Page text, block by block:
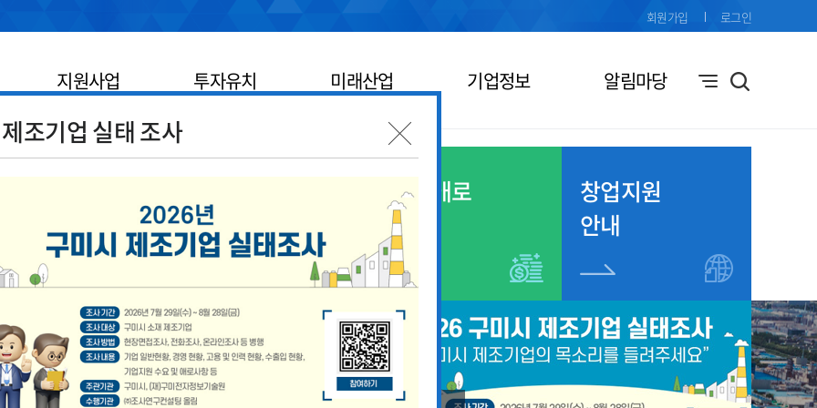
지원사업 투자유치 미래산업 기업정보 알림마당
회원가입 로그인
조기업 실태 조사
기업애로
접수
창업지원
안내